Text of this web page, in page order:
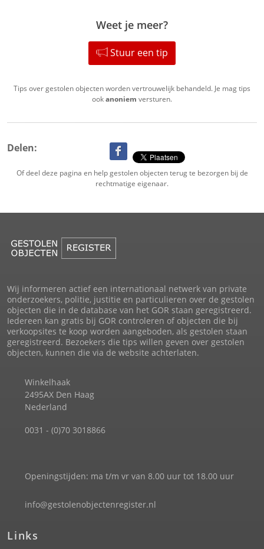
Weet je meer?
Stuur een tip
Tips over gestolen objecten worden vertrouwelijk behandeld. Je mag tips
ookanoniem versturen.
Delen:
Of deel deze pagina en help gestolen objecten terug te bezorgen bij de
rechtmatige eigenaar.
Wij informeren actief een internationaal netwerk van private
onderzoekers, politie, justitie en particulieren over de gestolen
objecten die in de database van het GOR staan geregistreerd.
Iedereen kan gratis bij GOR controleren of objecten die bij
verkoopsites te koop worden aangeboden, als gestolen staan
geregistreerd. Bezoekers die tips willen geven over gestolen
objecten, kunnen die via de website achterlaten.
Winkelhaak
2495AX Den Haag
Nederland
0031 - (0)70 3018866
Openingstijden: ma t/m vr van 8.00 uur tot 18.00 uur
info@gestolenobjectenregister.nl
Links